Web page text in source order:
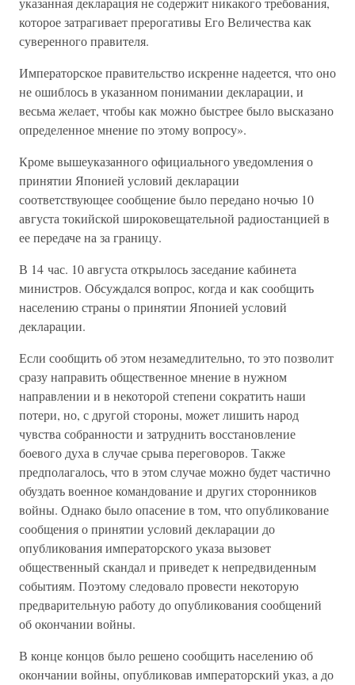
которое затрагивает прерогативы Его Величества как
суверенного правителя.
Императорское правительство искренне надеется, что оно
не ошиблось в указанном понимании декларации, и
весьма желает, чтобы как можно быстрее было высказано
определенное мнение по этому вопросу».
Кроме вышеуказанного официального уведомления о
принятии Японией условий декларации
соответствующее сообщение было передано ночью 10
августа токийской широковещательной радиостанцией в
ее передаче на за границу.
В 14 час. 10 августа открылось заседание кабинета
министров. Обсуждался вопрос, когда и как сообщить
населению страны о принятии Японией условий
декларации.
Если сообщить об этом незамедлительно, то это позволит
сразу направить общественное мнение в нужном
направлении и в некоторой степени сократить наши
потери, но, с другой стороны, может лишить народ
чувства собранности и затруднить восстановление
боевого духа в случае срыва переговоров. Также
предполагалось, что в этом случае можно будет частично
обуздать военное командование и других сторонников
войны. Однако было опасение в том, что опубликование
сообщения о принятии условий декларации до
опубликования императорского указа вызовет
общественный скандал и приведет к непредвиденным
событиям. Поэтому следовало провести некоторую
предварительную работу до опубликования сообщений
об окончании войны.
В конце концов было решено сообщить населению об
окончании войны, опубликовав императорский указ, а до